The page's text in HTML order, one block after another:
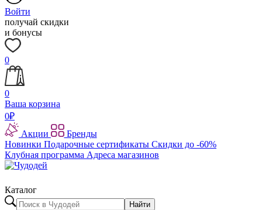
Войти
получай скидки
и бонусы
0
0
Ваша корзина
0₽
Акции
Бренды
Новинки Подарочные сертификаты Скидки до -60%
Клубная программа Адреса магазинов
Каталог
Найти